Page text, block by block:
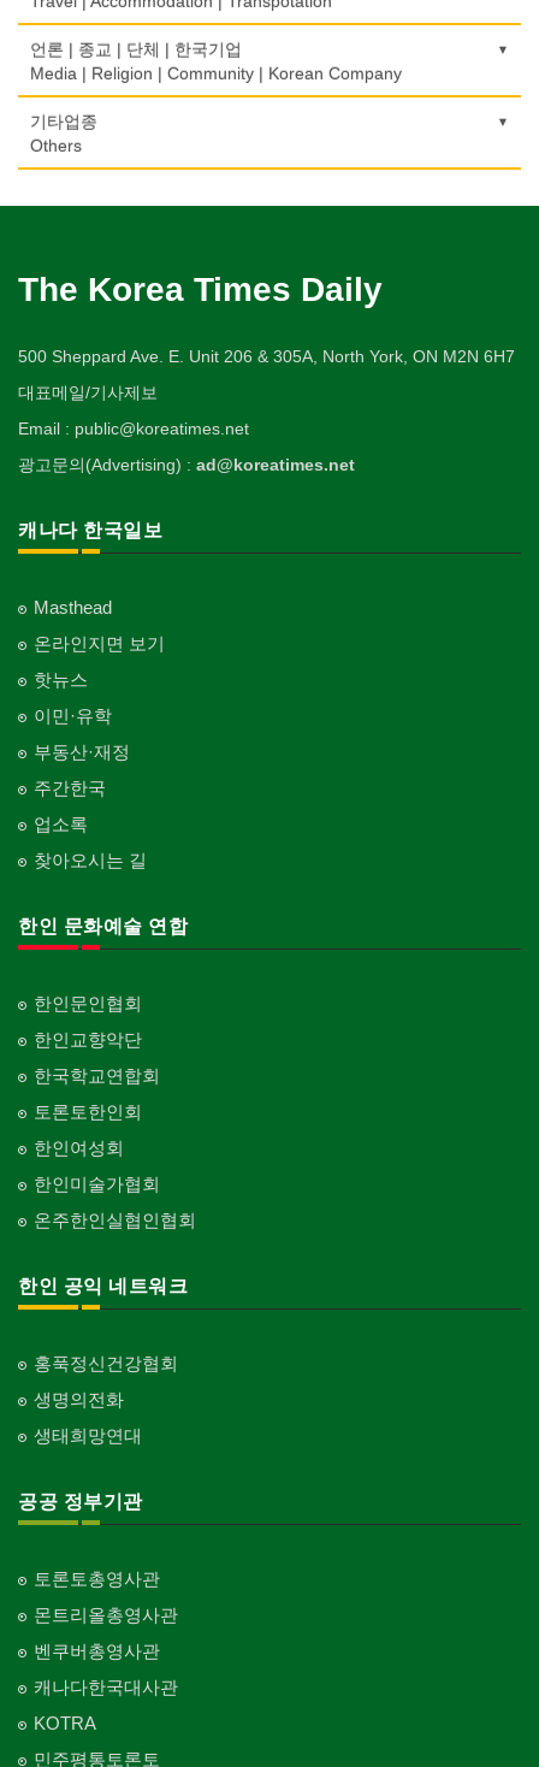
Video Service
사진촬영
애완동물용품
Pet Shop
Fashion/Boutique
Blanket
웨딩서비스
Bridal Fashion/Wedding Service
자수
Private Lesson-Music
개인지도-옷수선
Private Lesson-Alteration
개인지도-어학/수학
개인지도-서예
개인지도-미술/사진
Private Lesson-Art/Photograph
Private Lesson-Ballet/Dance
Private Lesson-Flower Arrangement
개인지도-기타
은행/금융기관
Bank/Financing Service
Dry cleaning Equipment
악기사
열쇠
보석감정사
인쇄
장의사
직업소개 에이전트
Cleaning
카펫 청소
Carpet Cleaning
판촉물
gifts for events
프랜차이즈
Franchise
Piano Tuning/Sale
현금인출기
ATM
Art Gallery/Framing
행사/이벤트
Event
인벤토리
인터넷/소프트웨어 개발
가구판매/수리
Furniture Sales/Repair
Machinery Rebuilding
난방/냉동
스테이징 홈
전기공사/수리
Electric Work
정원공사/조경
Roofing
Curtain/Carpet
Wall Paper/Paint
가라지/그라지/차고
Garage Door
건축 엔지니어
Engineering
Architectural Designer
자동차-렌트
Car Rental
자동차-바디샵
Autobody Shop
자동차-판매/리스
자동차-견인
Towing
자동차-청소
Auto Cleaning
Dahn Centre
당구장
Billiard Club
볼링장
운동구/스포츠용품
취미/레저
Hobby/Leisure
태권도/무술
Taekwondo/Martial Arts
번역/통역/이력서
Translation/Interpretation/Resume Service
Law Office
회계업무
의료기
Medical Equipment
Massage
Spring Water/Water Purifier
Nursing Home
Sauna
Skin Care
화장품
Cosmetics
피트니스/헬스
Fitness
산후조리서비스
호텔/모텔/숙박
Hotel/Motel
여행/관광
Travel/Tour
언론 | 종교 | 단체 | 한국기업
Media | Religion | Community | Korean Company
기도원/수양관
Retreat Centre
Korean Businessmen's Association
Buddhist Temple
한국일보 본사 및 지국
한국정부기관
Korean Governmental Organization
한인회
Korean Cultural Association
Newspaper/TV/Radio
한국기업 현지법인/지사
Korean Enterprises In Canada
동창회-대학교
Alumni University
동창회-중·고등학교
Alumni Middle·High School
단체-협회
단체-스포츠
Organization-Sports
단체-음악/미술
Organization-Music/Art
Organization-Buddhist
Organization-Christianity
교회-장로교회
Church-Presbyterian
Church-United
Church-7th Day Adventist
교회-씨 앤 엠에이
Church-C & MA
Church-Full Gospel
Church-Evangelical
Church-Mission
Church-Independent
기타업종
Others
Shoe Repair
ETC
아파트
The Korea Times Daily
500 Sheppard Ave. E. Unit 206 & 305A, North York, ON M2N 6H7
대표메일/기사제보
Email : public@koreatimes.net
광고문의(Advertising) : ad@koreatimes.net
캐나다 한국일보
Masthead
온라인지면 보기
핫뉴스
이민·유학
부동산·재정
주간한국
업소록
찾아오시는 길
한인 문화예술 연합
한인문인협회
한인교향악단
한국학교연합회
토론토한인회
한인여성회
한인미술가협회
온주한인실협인협회
한인 공익 네트워크
홍푹정신건강협회
생명의전화
생태희망연대
공공 정부기관
토론토총영사관
몬트리올총영사관
벤쿠버총영사관
캐나다한국대사관
KOTRA
민주평통토론토